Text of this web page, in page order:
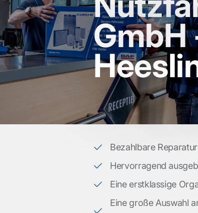
GmbH
Bezahlbare
Hervorragend
Eine erstklassige
Eine große Auswahl